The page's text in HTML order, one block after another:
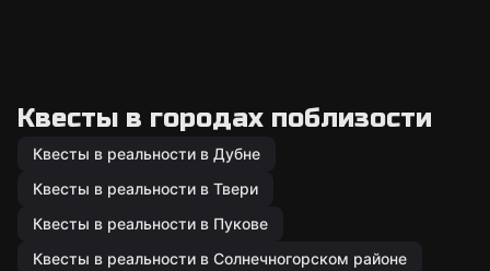
Квесты в городах поблизости
Квесты в реальности в Дубне
Квесты в реальности в Твери
Квесты в реальности в Пукове
Квесты в реальности в Солнечногорском районе